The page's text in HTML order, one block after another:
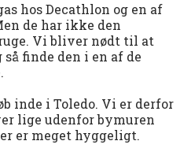
hos Decathlon og en af
de har ikke den
Vi bliver nødt til at
finde den i en af de
inde i Toledo. Vi er derfor
lige udenfor bymuren
er meget hyggeligt.